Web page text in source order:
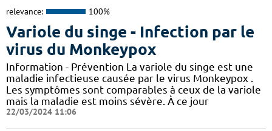
relevance: 100%
Variole du singe - Infection par le
virus du Monkeypox
Information - Prévention La variole du singe est une
maladie infectieuse causée par le virus Monkeypox .
Les symptômes sont comparables à ceux de la variole
mais la maladie est moins sévère. À ce jour
22/03/2024 11:06